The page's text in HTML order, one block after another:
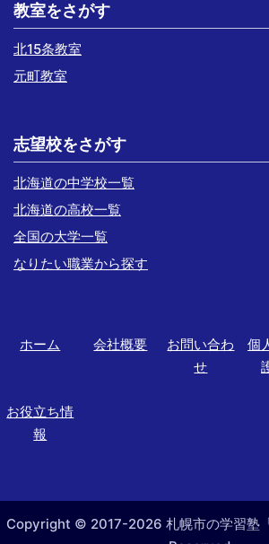
教室をさがす
北15条教室
元町教室
志望校をさがす
北海道の中学校一覧
北海道の高校一覧
全国の大学一覧
なりたい職業から探す
ホーム 会社概要
お問い合わ
せ
個
お役立ち情
報
Copyright © 2017-2026 札幌市の学習塾